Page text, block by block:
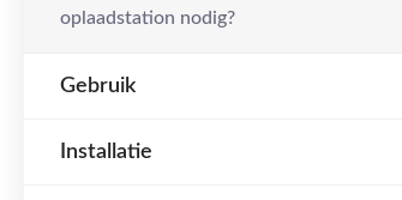
oplaadstation nodig?
Gebruik
Installatie